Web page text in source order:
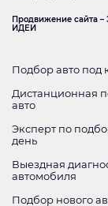
Продвижение сайта
ИДЕИ
Подбор авто под
Дистанционная
авто
Эксперт по
день
Выездная
автомобиля
Подбор нового